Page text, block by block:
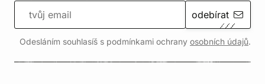
odebírat
Odesláním souhlasíš s podmínkami ochrany osobních údajů.